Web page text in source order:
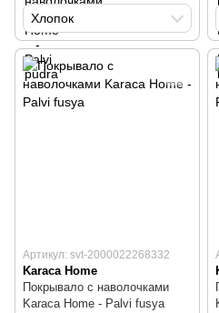
Хлопок
Артикул: svt-2000022268332
Karaca Home
Покрывало с наволочками
Karaca Home - Palvi fusya